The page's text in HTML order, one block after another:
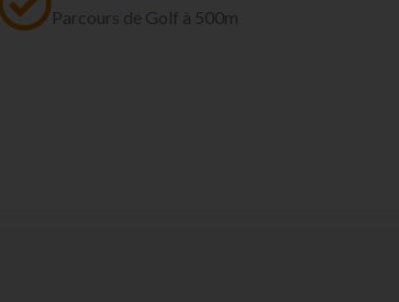
Parcours de Golf à 500m